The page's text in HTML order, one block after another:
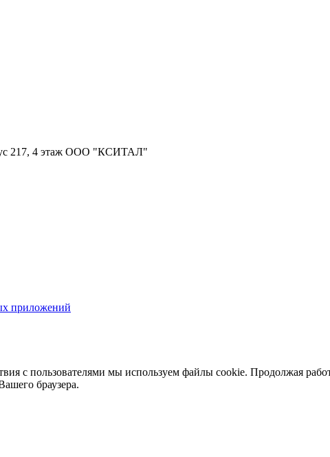
217, 4 этаж ООО "КСИТАЛ"
приложений
с пользователями мы используем файлы cookie. Продолжая
браузера.